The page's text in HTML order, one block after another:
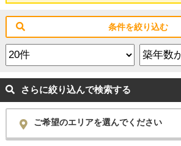
条件を絞り込む
さらに絞り込んで検索する
ご希望のエリアを選んでください